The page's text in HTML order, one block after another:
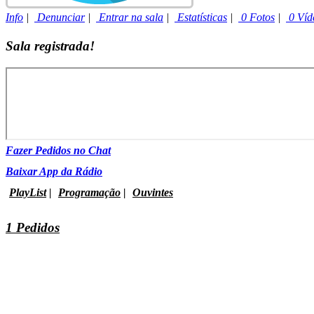
Info | Denunciar| Entrar na sala | Estatísticas | 0 Fotos | 0
Sala registrada!
Fazer Pedidos no Chat
Baixar App da Rádio
PlayList| Programação | Ouvintes
1 Pedidos